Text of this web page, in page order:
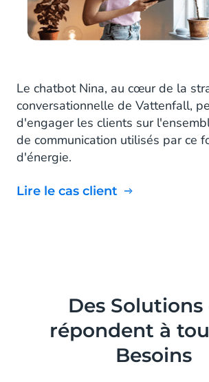
Le chatbot Nina, au cœur de la
conversationnelle de Vattenfall,
d'engager les clients sur
de communication utilisés par ce
d'énergie.
Lire le cas client
Des Solutions
répondent à
Besoins